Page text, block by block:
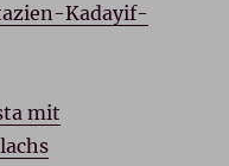
Kadayif-
mit